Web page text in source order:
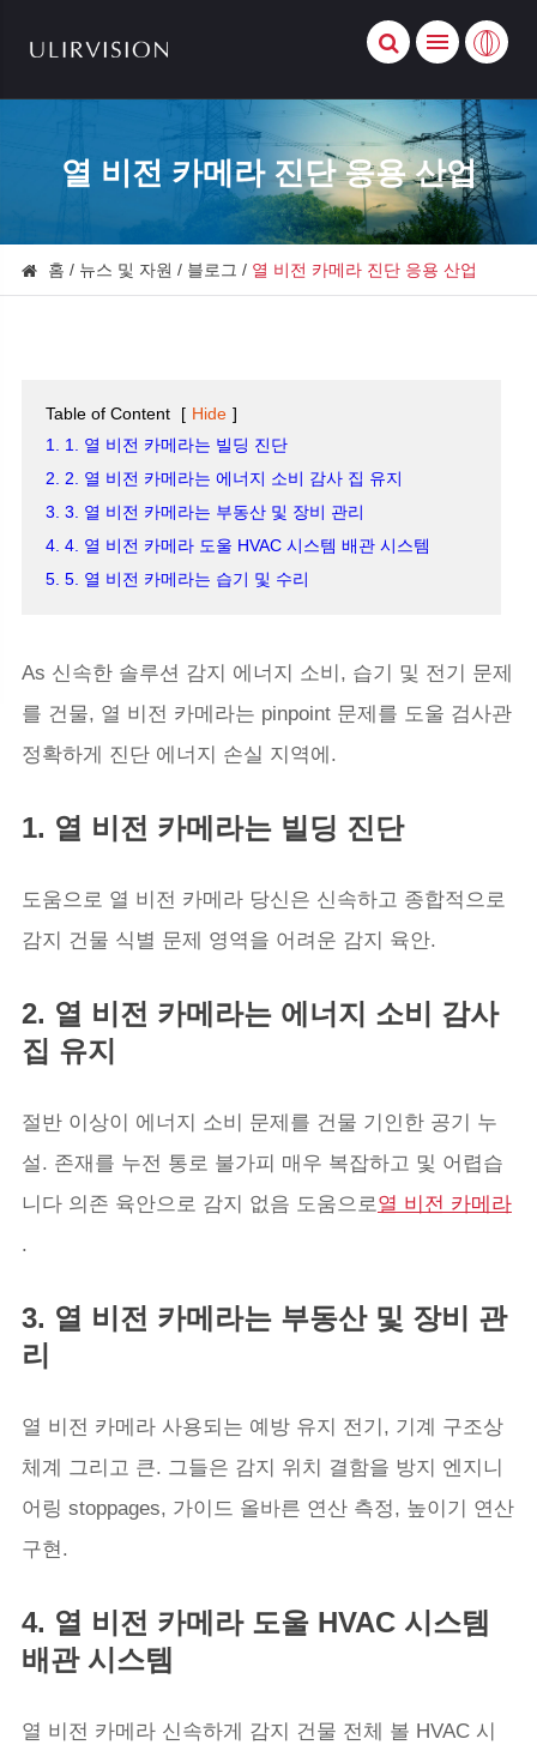
열 비전 카메라 진단 응용 산업
홈 뉴스 및 자원 블로그 열 비전 카메라 진단 응용 산업
Table of Content [ Hide ]
1. 1. 열 비전 카메라는 빌딩 진단
2. 2. 열 비전 카메라는 에너지 소비 감사 집 유지
3. 3. 열 비전 카메라는 부동산 및 장비 관리
4. 4. 열 비전 카메라 도울 HVAC 시스템 배관 시스템
5. 5. 열 비전 카메라는 습기 및 수리
As 신속한 솔루션 감지 에너지 소비, 습기 및 전기 문제
를 건물, 열 비전 카메라는 pinpoint 문제를 도울 검사관
정확하게 진단 에너지 손실 지역에.
1. 열 비전 카메라는 빌딩 진단
도움으로 열 비전 카메라 당신은 신속하고 종합적으로
감지 건물 식별 문제 영역을 어려운 감지 육안.
2. 열 비전 카메라는 에너지 소비 감사
집 유지
절반 이상이 에너지 소비 문제를 건물 기인한 공기 누
설. 존재를 누전 통로 불가피 매우 복잡하고 및 어렵습
니다 의존 육안으로 감지 없음 도움으로열 비전 카메라
.
3. 열 비전 카메라는 부동산 및 장비 관
리
열 비전 카메라 사용되는 예방 유지 전기, 기계 구조상
체계 그리고 큰. 그들은 감지 위치 결함을 방지 엔지니
어링 stoppages, 가이드 올바른 연산 측정, 높이기 연산
구현.
4. 열 비전 카메라 도울 HVAC 시스템
배관 시스템
열 비전 카메라 신속하게 감지 건물 전체 볼 HVAC 시